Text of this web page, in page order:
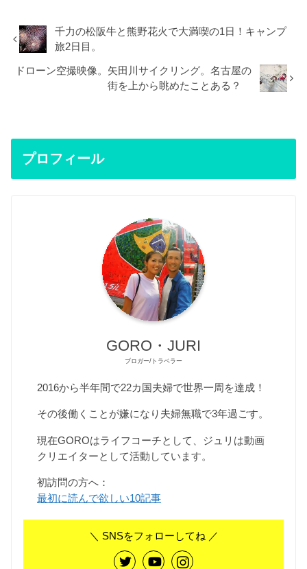
千力の松阪牛と熊野花火で大満喫の1日！キャンプ
旅2日目。
ドローン空撮映像。矢田川サイクリング。名古屋の
街を上から眺めたことある？
プロフィール
GORO・JURI
ブロガー/トラベラー
2016から半年間で22カ国夫婦で世界一周を達成！
その後働くことが嫌になり夫婦無職で3年過ごす。
現在GOROはライフコーチとして、ジュリは動画
クリエイターとして活動しています。
初訪問の方へ：
最初に読んで欲しい10記事
＼ SNSをフォローしてね ／